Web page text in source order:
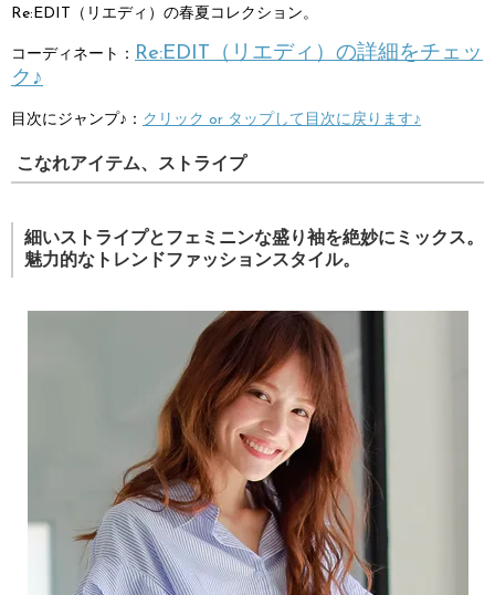
Re:EDIT（リエディ）の春夏コレクション。
コーディネート： Re:EDIT（リエディ）の詳細をチェッ
ク♪
目次にジャンプ♪： クリック or タップして目次に戻ります♪
こなれアイテム、ストライプ
細いストライプとフェミニンな盛り袖を絶妙にミックス。
魅力的なトレンドファッションスタイル。